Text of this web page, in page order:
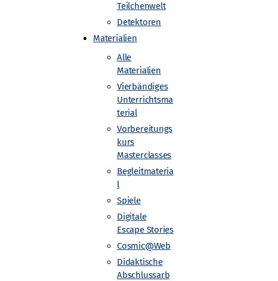
Teilchenwelt
Detektoren
Materialien
Alle
Materialien
Vierbändiges
Unterrichtsma
terial
Vorbereitungs
kurs
Masterclasses
Begleitmateria
l
Spiele
Digitale
Escape Stories
Cosmic@Web
Didaktische
Abschlussarb
Ausstellung: Urknall unterwegs